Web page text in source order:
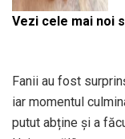
Vezi cele mai noi
Fanii au fost
iar momentul
putut abține și a